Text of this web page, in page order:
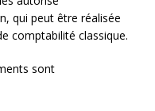
qui peut être réalisée
comptabilité classique.
sont